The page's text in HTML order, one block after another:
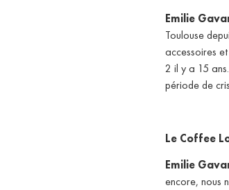
Emilie
Toulouse
accessoires
2 il y a 15
période de
Le Coffee
Emilie
encore, nous